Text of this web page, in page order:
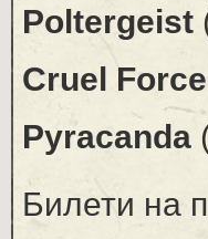
Poltergeist
Cruel Force
Pyracanda
Билети на